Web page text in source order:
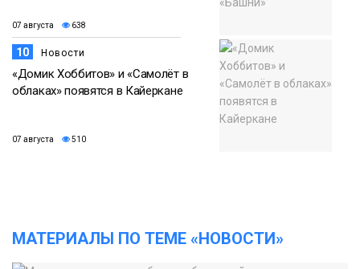
07 августа 638
10 Новости
«Домик Хоббитов» и «Самолёт в
облаках» появятся в Кайеркане
07 августа 510
МАТЕРИАЛЫ ПО ТЕМЕ «НОВОСТИ»